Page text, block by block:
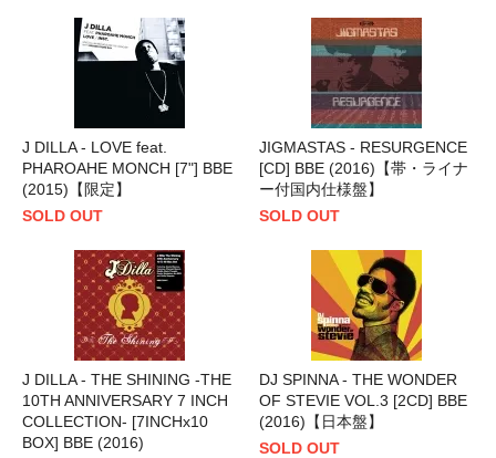
J DILLA - LOVE feat.
PHAROAHE MONCH [7"] BBE
(2015)【限定】
SOLD OUT
JIGMASTAS - RESURGENCE
[CD] BBE (2016)【帯・ライナ
ー付国内仕様盤】
SOLD OUT
J DILLA - THE SHINING -THE
10TH ANNIVERSARY 7 INCH
COLLECTION- [7INCHx10
BOX] BBE (2016)
DJ SPINNA - THE WONDER
OF STEVIE VOL.3 [2CD] BBE
(2016)【日本盤】
SOLD OUT